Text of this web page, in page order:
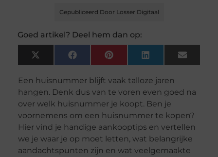
Gepubliceerd Door Losser Digitaal
Goed artikel? Deel hem dan op:
X
(Twitter)
FacebookPinterest LinkedIn Email
Een huisnummer blijft vaak talloze jaren
hangen. Denk dus van te voren even goed na
over welk huisnummer je koopt. Ben je
voornemens om een huisnummer te kopen?
Hier vind je handige aankooptips en vertellen
we je waar je op moet letten, wat belangrijke
aandachtspunten zijn en wat veelgemaakte